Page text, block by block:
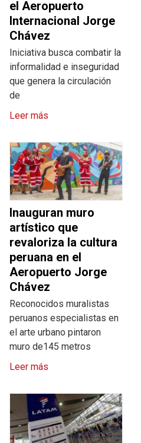
el Aeropuerto
Internacional Jorge
Chávez
Iniciativa busca combatir la
informalidad e inseguridad
que genera la circulación
de
Leer más
Inauguran muro
artístico que
revaloriza la cultura
peruana en el
Aeropuerto Jorge
Chávez
Reconocidos muralistas
peruanos especialistas en
el arte urbano pintaron
muro de145 metros
Leer más